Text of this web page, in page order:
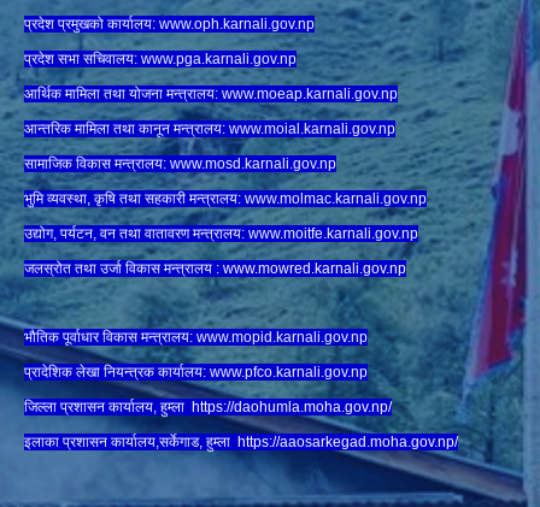
प्रदेश प्रमुखको कार्यालय: www.oph.karnali.gov.np
प्रदेश सभा सचिवालय: www.pga.karnali.gov.np
आर्थिक मामिला तथा योजना मन्त्रालय: www.moeap.karnali.gov.np
आन्तरिक मामिला तथा कानून मन्त्रालय: www.moial.karnali.gov.np
सामाजिक विकास मन्त्रालय: www.mosd.karnali.gov.np
भुमि व्यवस्था, कृषि तथा सहकारी मन्त्रालय: www.molmac.karnali.gov.np
उद्योग, पर्यटन, वन तथा वातावरण मन्त्रालय: www.moitfe.karnali.gov.np
जलस्रोत तथा उर्जा विकास मन्त्रालय : www.mowred.karnali.gov.np
भौतिक पूर्वाधार विकास मन्त्रालय: www.mopid.karnali.gov.np
प्रादेशिक लेखा नियन्त्रक कार्यालय: www.pfco.karnali.gov.np
जिल्ला प्रशासन कार्यालय, हुम्ला https://daohumla.moha.gov.np/
इलाका प्रशासन कार्यालय,सर्केगाड, हुम्ला https://aaosarkegad.moha.gov.np/